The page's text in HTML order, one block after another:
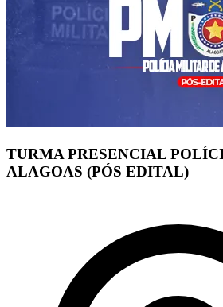
TURMA PRESENCIAL
ALAGOAS (PÓS EDITAL)